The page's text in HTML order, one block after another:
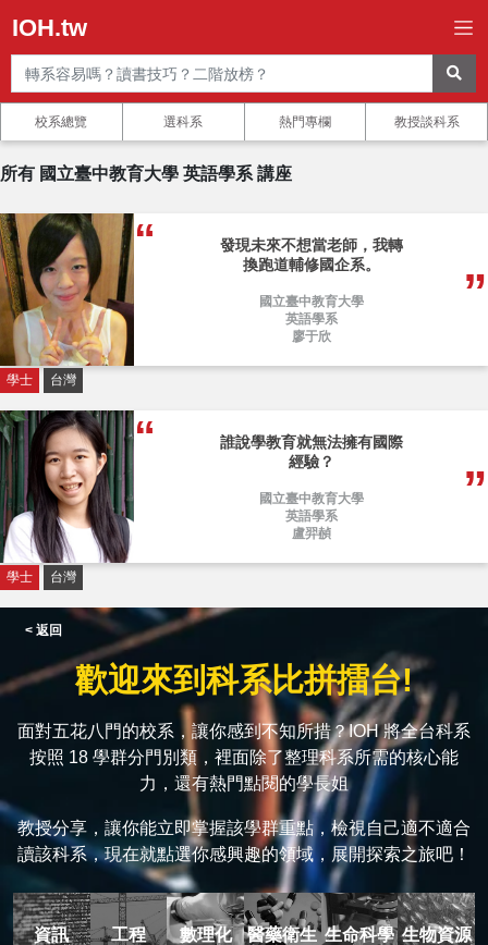
IOH.tw
校系總覽 選科系 熱門專欄 教授談科系
所有 國立臺中教育大學 英語學系 講座
發現未來不想當老師，我轉
換跑道輔修國企系。
國立臺中教育大學
英語學系
廖于欣
學士 台灣
誰說學教育就無法擁有國際
經驗？
國立臺中教育大學
英語學系
盧羿赬
學士 台灣
< 返回
歡迎來到科系比拼擂台!
面對五花八門的校系，讓你感到不知所措？IOH 將全台科系
按照 18 學群分門別類，裡面除了整理科系所需的核心能
力，還有熱門點閱的學長姐
教授分享，讓你能立即掌握該學群重點，檢視自己適不適合
讀該科系，現在就點選你感興趣的領域，展開探索之旅吧！
資訊 工程 數理化 醫藥衛生 生命科學 生物資源